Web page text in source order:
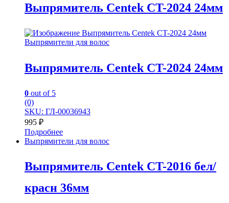
Выпрямитель Centek CT-2024 24мм
Выпрямители для волос
Выпрямитель Centek CT-2024 24мм
0 out of 5
(0)
SKU: ГЛ-00036943
995 ₽
Подробнее
Выпрямители для волос
Выпрямитель Centek CT-2016 бел/
красн 36мм